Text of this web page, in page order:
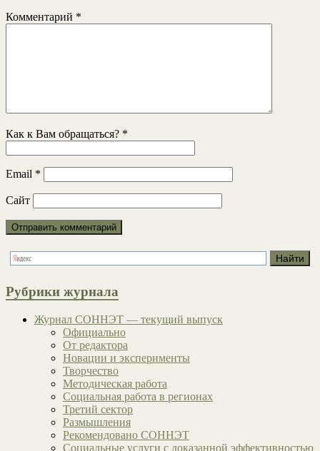
Комментарий *
Как к Вам обращаться? *
Email *
Сайт
Рубрики журнала
Журнал СОННЭТ — текущий выпуск
Официально
От редактора
Новации и эксперименты
Творчество
Методическая работа
Социальная работа в регионах
Третий сектор
Размышления
Рекомендовано СОННЭТ
Социальные услуги с доказанной эффективностью